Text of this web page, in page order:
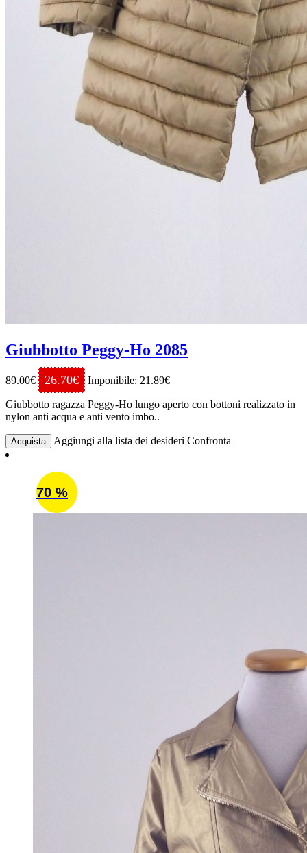
Giubbotto Peggy-Ho 2085
89.00€ 26.70€ Imponibile: 21.89€
Giubbotto ragazza Peggy-Ho lungo aperto con bottoni realizzato in
nylon anti acqua e anti vento imbo..
Acquista Aggiungi alla lista dei desideri Confronta
70 %